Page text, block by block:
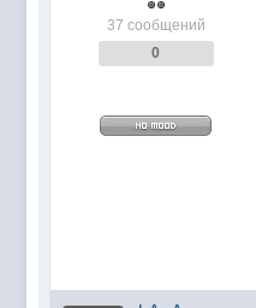
37 сообщений
0